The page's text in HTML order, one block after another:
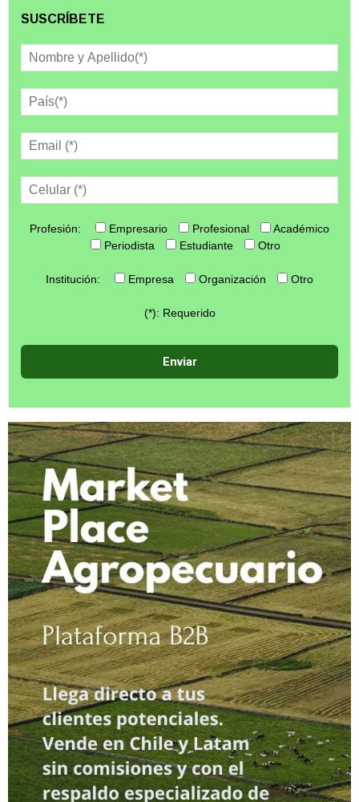
SUSCRÍBETE
Profesión: Empresario Profesional
Académico
Periodista
Estudiante Otro
Institución: Empresa Organización Otro
(*): Requerido